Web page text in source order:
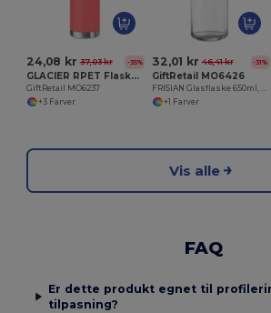
24,08 kr 37,03 kr -35%
GLACIER RPET Flaske i RPET med S/S låg 600 m
GiftRetail MO6237
+3 Farver
32,01 kr 46,41 kr -31%
GiftRetail MO6426
FRISIAN Glasflaske 650ml, bambuslåg
+1 Farver
Vis alle
FAQ
Er dette produkt egnet til
tilpasning?